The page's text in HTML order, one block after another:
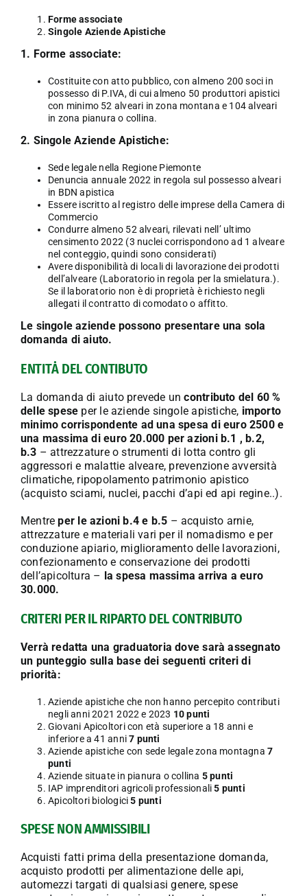
Forme associate
Singole Aziende Apistiche
1. Forme associate:
Costituite con atto pubblico, con almeno 200 soci in
possesso di P.IVA, di cui almeno 50 produttori apistici
con minimo 52 alveari in zona montana e 104 alveari
in zona pianura o collina.
2. Singole Aziende Apistiche:
Sede legale nella Regione Piemonte
Denuncia annuale 2022 in regola sul possesso alveari
in BDN apistica
Essere iscritto al registro delle imprese della Camera di
Commercio
Condurre almeno 52 alveari, rilevati nell’ ultimo
censimento 2022 (3 nuclei corrispondono ad 1 alveare
nel conteggio, quindi sono considerati)
Avere disponibilità di locali di lavorazione dei prodotti
dell’alveare (Laboratorio in regola per la smielatura.).
Se il laboratorio non è di proprietà è richiesto negli
allegati il contratto di comodato o affitto.
Le singole aziende possono presentare una sola
domanda di aiuto.
ENTITȦ DEL CONTIBUTO
La domanda di aiuto prevede uncontributo del 60 %
delle spese per le aziende singole apistiche, importo
minimo corrispondente ad una spesa di euro 2500 e
una massima di euro 20.000 per azioni b.1 , b.2,
b.3 – attrezzature o strumenti di lotta contro gli
aggressori e malattie alveare, prevenzione avversità
climatiche, ripopolamento patrimonio apistico
(acquisto sciami, nuclei, pacchi d’api ed api regine..).
Mentreper le azioni b.4 e b.5 – acquisto arnie,
attrezzature e materiali vari per il nomadismo e per
conduzione apiario, miglioramento delle lavorazioni,
confezionamento e conservazione dei prodotti
dell’apicoltura – la spesa massima arriva a euro
30.000.
CRITERI PER IL RIPARTO DEL CONTRIBUTO
Verrà redatta una graduatoria dove sarà assegnato
un punteggio sulla base dei seguenti criteri di
priorità:
Aziende apistiche che non hanno percepito contributi
negli anni 2021 2022 e 2023 10 punti
Giovani Apicoltori con età superiore a 18 anni e
inferiore a 41 anni7 punti
Aziende apistiche con sede legale zona montagna7
punti
Aziende situate in pianura o collina 5 punti
IAP imprenditori agricoli professionali5 punti
Apicoltori biologici5 punti
SPESE NON AMMISSIBILI
Acquisti fatti prima della presentazione domanda,
acquisto prodotti per alimentazione delle api,
automezzi targati di qualsiasi genere, spese